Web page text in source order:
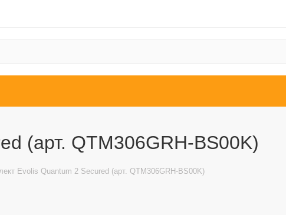
(арт. QTM306GRH-BS00K)
Evolis Quantum 2 Secured (арт. QTM306GRH-BS00K)